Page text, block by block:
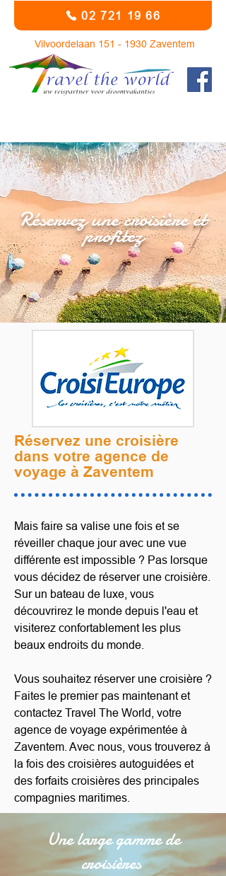
02 721 19 66
Vilvoordelaan 151 - 1930 Zaventem
Réservez une croisière et
profitez
Réservez une croisière
dans votre agence de
voyage à Zaventem
Mais faire sa valise une fois et se
réveiller chaque jour avec une vue
différente est impossible ? Pas lorsque
vous décidez de réserver une croisière.
Sur un bateau de luxe, vous
découvrirez le monde depuis l'eau et
visiterez confortablement les plus
beaux endroits du monde.
Vous souhaitez réserver une croisière ?
Faites le premier pas maintenant et
contactez Travel The World, votre
agence de voyage expérimentée à
Zaventem. Avec nous, vous trouverez à
la fois des croisières autoguidées et
des forfaits croisières des principales
compagnies maritimes.
Une large gamme de
croisières